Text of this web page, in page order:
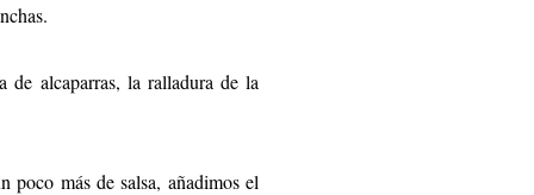
de alcaparras, la ralladura de la
poco más de salsa, añadimos el